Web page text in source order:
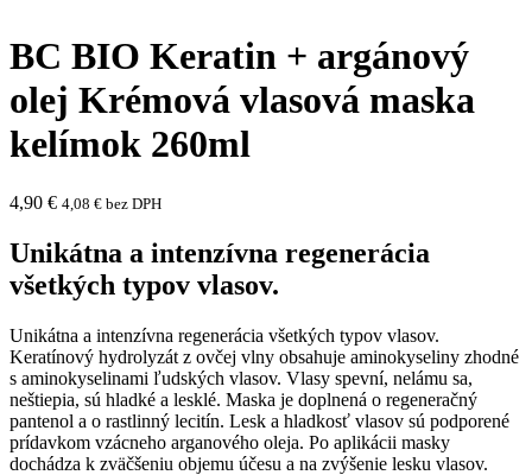
BC BIO Keratin + argánový
olej Krémová vlasová maska
kelímok 260ml
4,90 € 4,08 € bez DPH
Unikátna a intenzívna regenerácia
všetkých typov vlasov.
Unikátna a intenzívna regenerácia všetkých typov vlasov.
Keratínový hydrolyzát z ovčej vlny obsahuje aminokyseliny zhodné
s aminokyselinami ľudských vlasov. Vlasy spevní, nelámu sa,
neštiepia, sú hladké a lesklé. Maska je doplnená o regeneračný
pantenol a o rastlinný lecitín. Lesk a hladkosť vlasov sú podporené
prídavkom vzácneho arganového oleja. Po aplikácii masky
dochádza k zväčšeniu objemu účesu a na zvýšenie lesku vlasov.